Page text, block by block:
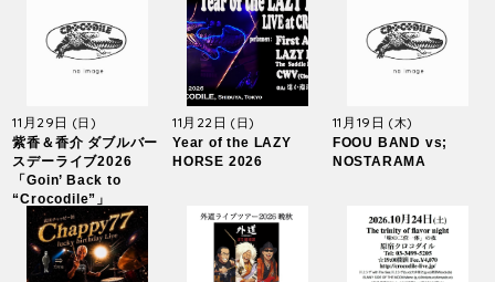
11月29日 (日)
紫香＆香介 ダブルバー
スデーライブ2026
「Goin’ Back to
“Crocodile”」
11月22日(日)
Year of the LAZY
HORSE 2026
11月19日 (木)
FOOU BAND vs;
NOSTARAMA